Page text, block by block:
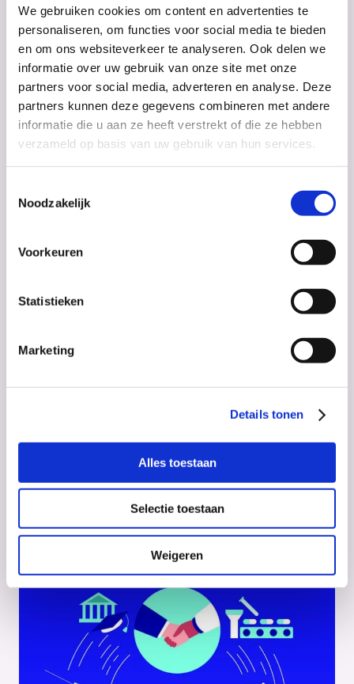
We gebruiken cookies om content en advertenties te
personaliseren, om functies voor social media te bieden
en om ons websiteverkeer te analyseren. Ook delen we
informatie over uw gebruik van onze site met onze
partners voor social media, adverteren en analyse. Deze
partners kunnen deze gegevens combineren met andere
informatie die u aan ze heeft verstrekt of die ze hebben
verzameld op basis van uw gebruik van hun services.
Noodzakelijk
Voorkeuren
Statistieken
Marketing
Details tonen
Alles toestaan
Selectie toestaan
Weigeren
Nieuws 15 april 2022
Miljoenensubsidie voor PharmaNL
vanuit het Nationaal Groeifonds
Interessepeiling IPCEI Health